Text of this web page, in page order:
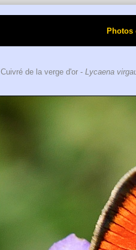
Cuivré de la verge d'or - Lycaena